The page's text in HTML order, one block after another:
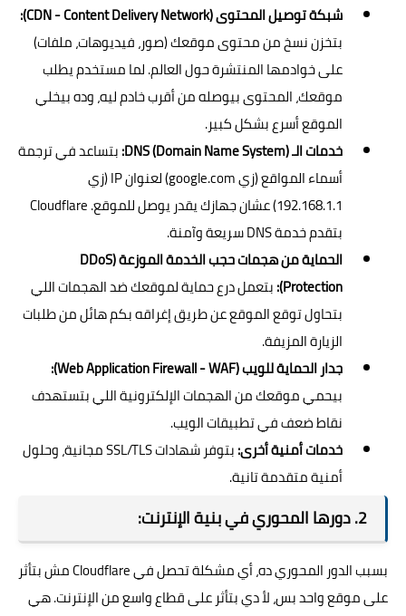
شبكة توصيل المحتوى (CDN - Content Delivery Network):
بتخزن نسخ من محتوى موقعك (صور، فيديوهات، ملفات)
على خوادمها المنتشرة حول العالم. لما مستخدم يطلب
موقعك، المحتوى بيوصله من أقرب خادم ليه، وده بيخلي
الموقع أسرع بشكل كبير.
خدمات الـ DNS (Domain Name System):
بتساعد في ترجمة
أسماء المواقع (زي google.com) لعنوان IP (زي
192.168.1.1) عشان جهازك يقدر يوصل للموقع. Cloudflare
بتقدم خدمة DNS سريعة وآمنة.
الحماية من هجمات حجب الخدمة الموزعة (DDoS
Protection): بتعمل درع حماية لموقعك ضد الهجمات اللي
بتحاول توقع الموقع عن طريق إغراقه بكم هائل من طلبات
الزيارة المزيفة.
جدار الحماية للويب (Web Application Firewall - WAF):
بيحمي موقعك من الهجمات الإلكترونية اللي بتستهدف
نقاط ضعف في تطبيقات الويب.
خدمات أمنية أخرى:
بتوفر شهادات SSL/TLS مجانية، وحلول
أمنية متقدمة تانية.
2. دورها المحوري في بنية الإنترنت:
بسبب الدور المحوري ده، أي مشكلة تحصل في Cloudflare مش بتأثر
على موقع واحد بس، لأ دي بتأثر على قطاع واسع من الإنترنت. هي